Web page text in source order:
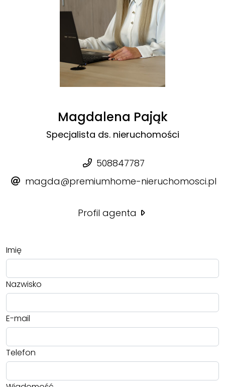
Magdalena Pająk
Specjalista ds. nieruchomości
508847787
magda@premiumhome-nieruchomosci.pl
Profil agenta
Imię
Nazwisko
E-mail
Telefon